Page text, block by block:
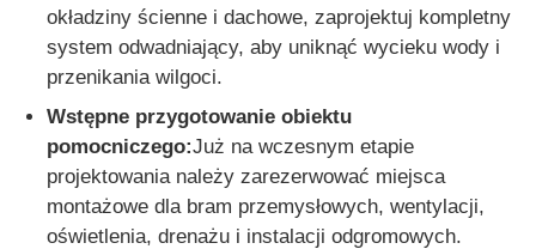
okładziny ścienne i dachowe, zaprojektuj kompletny
system odwadniający, aby uniknąć wycieku wody i
przenikania wilgoci.
Wstępne przygotowanie obiektu
pomocniczego:Już na wczesnym etapie
projektowania należy zarezerwować miejsca
montażowe dla bram przemysłowych, wentylacji,
oświetlenia, drenażu i instalacji odgromowych.